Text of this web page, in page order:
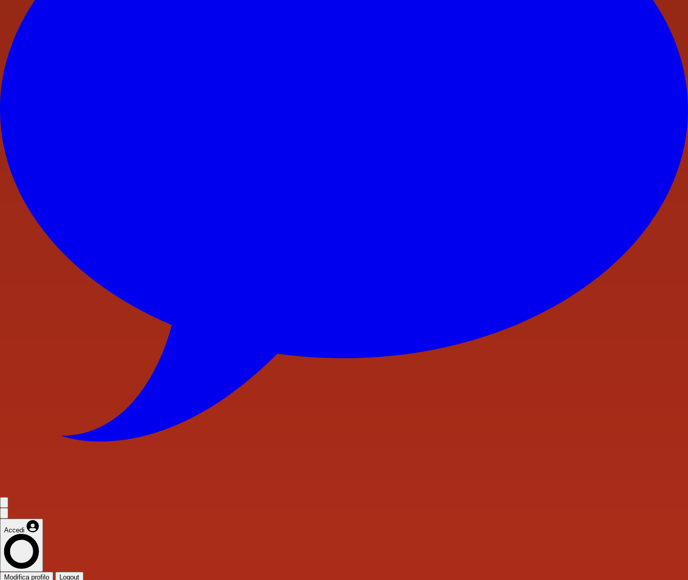
Accedi
Modifica profilo Logout